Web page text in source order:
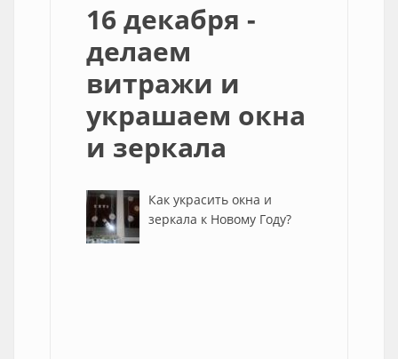
16 декабря -
делаем
витражи и
украшаем окна
и зеркала
Как украсить окна и
зеркала к Новому Году?